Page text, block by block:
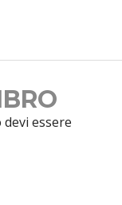
essere